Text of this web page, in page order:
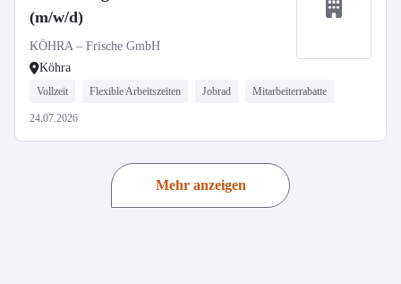
(m/w/d)
KÖHRA – Frische GmbH
Köhra
Vollzeit Flexible Arbeitszeiten Jobrad Mitarbeiterrabatte
24.07.2026
Mehr anzeigen